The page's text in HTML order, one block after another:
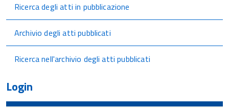
Ricerca degli atti in pubblicazione
Archivio degli atti pubblicati
Ricerca nell'archivio degli atti pubblicati
Login